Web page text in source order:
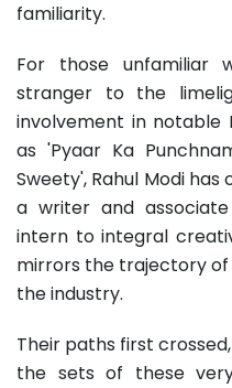
familiarity.
For those unfamiliar
stranger to the
involvement in notable
as 'Pyaar Ka
Sweety', Rahul Modi
a writer and
intern to integral
mirrors the trajectory
the industry.
Their paths first
the sets of these